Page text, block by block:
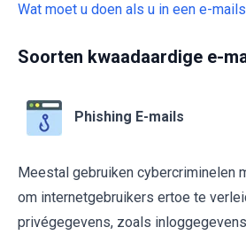
Wat moet u doen als u in een e-
Soorten kwaadaardige e-
Phishing E-mails
Meestal gebruiken cybercriminelen
om internetgebruikers ertoe te
privégegevens, zoals